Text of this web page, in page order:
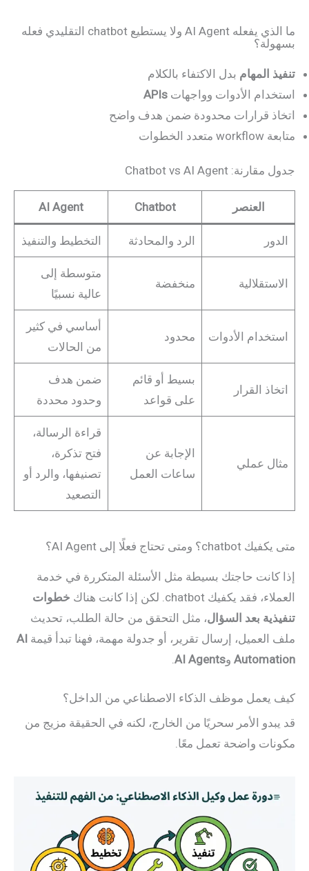
ما الذي يفعله AI Agent ولا يستطيع chatbot التقليدي فعله
بسهولة؟
تنفيذ المهام بدل الاكتفاء بالكلام
استخدام الأدوات وواجهات APIs
اتخاذ قرارات محدودة ضمن هدف واضح
متابعة workflow متعدد الخطوات
جدول مقارنة: Chatbot vs AI Agent
العنصر Chatbot
AI Agent
الدور الرد والمحادثة التخطيط والتنفيذ
الاستقلالية منخفضة
متوسطة إلى
عالية نسبيًا
استخدام الأدوات محدود
أساسي في كثير
من الحالات
اتخاذ القرار
بسيط أو قائم
على قواعد
ضمن هدف
وحدود محددة
مثال عملي
الإجابة عن
ساعات العمل
قراءة الرسالة،
فتح تذكرة،
تصنيفها، والرد أو
التصعيد
متى يكفيك chatbot؟ ومتى تحتاج فعلًا إلى AI Agent؟
إذا كانت حاجتك بسيطة مثل الأسئلة المتكررة في خدمة
العملاء، فقد يكفيك chatbot. لكن إذا كانت هناك
خطوات
تنفيذية بعد السؤال، مثل التحقق من حالة الطلب، تحديث
ملف العميل، إرسال تقرير، أو جدولة مهمة، فهنا تبدأ قيمة AI
Automation وAI Agents
.
كيف يعمل موظف الذكاء الاصطناعي من الداخل؟
قد يبدو الأمر سحريًا من الخارج، لكنه في الحقيقة مزيج من
مكونات واضحة تعمل معًا.